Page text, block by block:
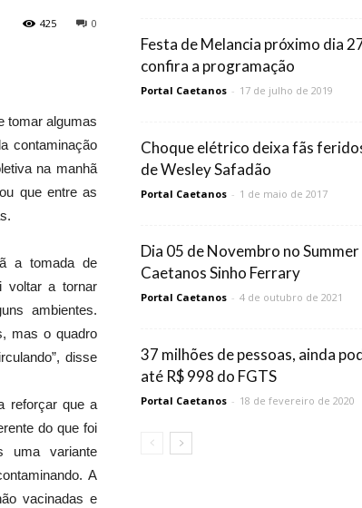
0
425
tomar algumas
contaminação
na manhã
que entre as
a tomada de
voltar a tornar
ambientes.
mas o quadro
disse
reforçar que a
do que foi
uma variante
A
vacinadas e
Festa de Melancia próximo dia
confira a programação
Portal Caetanos - 17 de julho de 2019
Choque elétrico deixa fãs
de Wesley Safadão
Portal Caetanos - 1 de maio de 2017
Dia 05 de Novembro no Summer
Caetanos Sinho Ferrary
Portal Caetanos - 4 de outubro de 2021
37 milhões de pessoas, ainda
até R$ 998 do FGTS
Portal Caetanos - 18 de fevereiro de 2020